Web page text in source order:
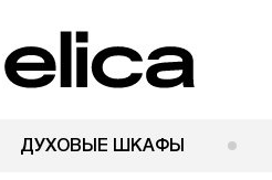
ДУХОВЫЕ ШКАФЫ